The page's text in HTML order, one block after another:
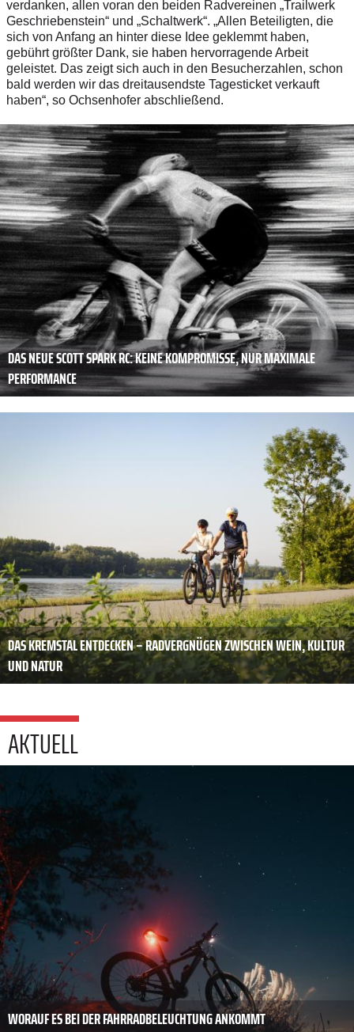
verdanken, allen voran den beiden Radvereinen „Trailwerk
Geschriebenstein“ und „Schaltwerk“. „Allen Beteiligten, die
sich von Anfang an hinter diese Idee geklemmt haben,
gebührt größter Dank, sie haben hervorragende Arbeit
geleistet. Das zeigt sich auch in den Besucherzahlen, schon
bald werden wir das dreitausendste Tagesticket verkauft
haben“, so Ochsenhofer abschließend.
DAS NEUE SCOTT SPARK RC: KEINE KOMPROMISSE, NUR MAXIMALE
PERFORMANCE
DAS KREMSTAL ENTDECKEN – RADVERGNÜGEN ZWISCHEN WEIN, KULTUR
UND NATUR
AKTUELL
WORAUF ES BEI DER FAHRRADBELEUCHTUNG ANKOMMT